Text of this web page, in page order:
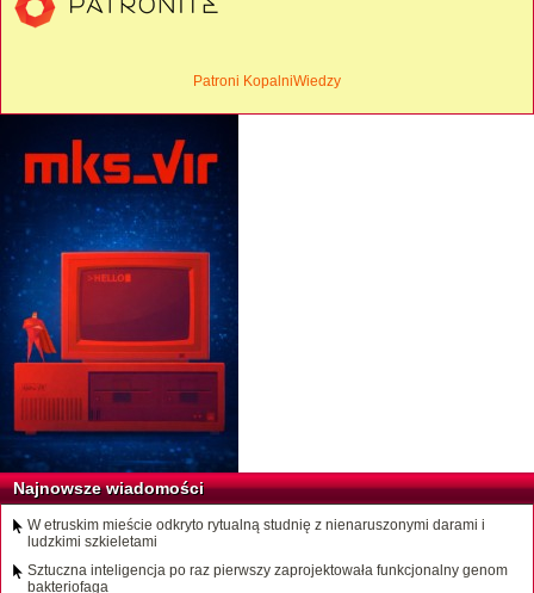
Patroni KopalniWiedzy
Najnowsze wiadomości
W etruskim mieście odkryto rytualną studnię z nienaruszonymi darami i
ludzkimi szkieletami
Sztuczna inteligencja po raz pierwszy zaprojektowała funkcjonalny genom
bakteriofaga